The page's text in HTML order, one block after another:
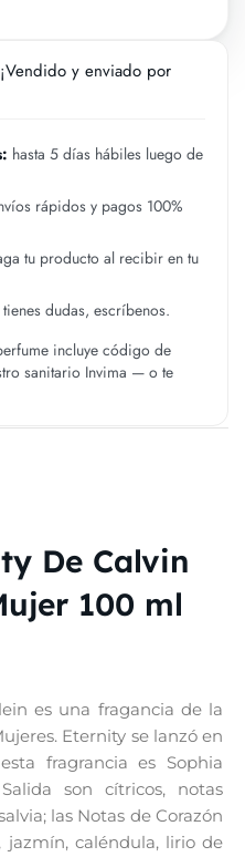
y enviado por
hasta 5 días hábiles luego de
rápidos y pagos 100%
tu producto al recibir en tu
dudas, escríbenos.
incluye código de
sanitario Invima — o te
De Calvin
100 ml
es una fragancia de la
Eternity se lanzó en
fragrancia es Sophia
son cítricos, notas
las Notas de Corazón
jazmín, caléndula, lirio de